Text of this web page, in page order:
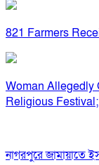
821 Farmers
Woman Allegedly
Religious
নাগরপুরে জামায়াতে